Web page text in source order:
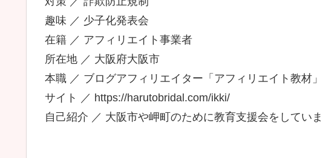
趣味 ／ 少子化発表会
在籍 ／ アフィリエイト事業者
所在地 ／ 大阪府大阪市
本職 ／ ブログアフィリエイター「アフィリエイト教材」
サイト ／ https://harutobridal.com/ikki/
自己紹介 ／ 大阪市や岬町のために教育支援会をしていま